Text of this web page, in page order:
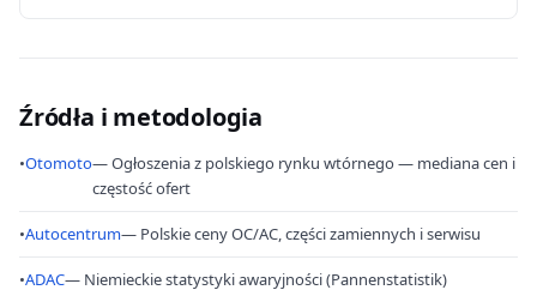
Źródła i metodologia
•Otomoto— Ogłoszenia z polskiego rynku wtórnego — mediana cen i
częstość ofert
•Autocentrum— Polskie ceny OC/AC, części zamiennych i serwisu
•ADAC— Niemieckie statystyki awaryjności (Pannenstatistik)